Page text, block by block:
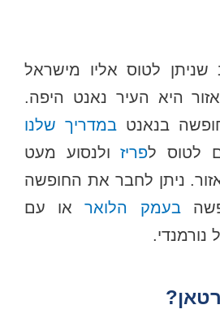
שניתן לטוס אליו מישראל
היא העיר נאנט היפה.
בנאנט במדריך שלנו
לטוס לפריזולנסוע מעט
ניתן לחבר את החופשה
בעמק הלואראו עם